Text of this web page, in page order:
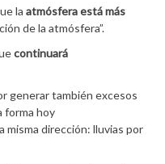
la atmósfera está más
de la atmósfera”.
continuará
generar también excesos
forma hoy
misma dirección: lluvias por